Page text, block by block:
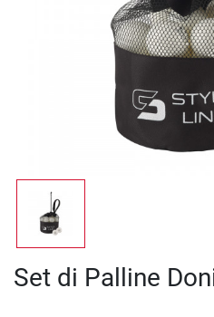
Set di Palline